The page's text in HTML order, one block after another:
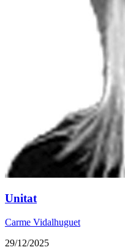
Unitat
Carme Vidalhuguet
29/12/2025